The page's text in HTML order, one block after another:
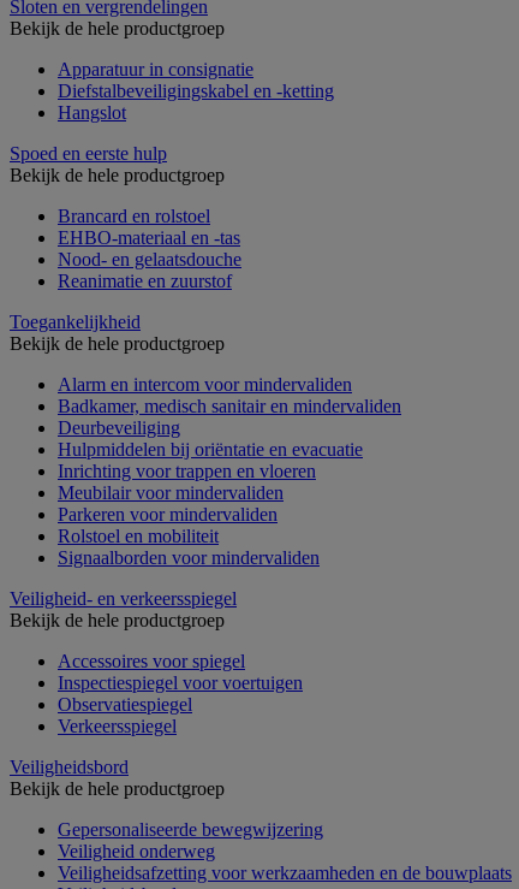
Sloten en vergrendelingen
Bekijk de hele productgroep
Apparatuur in consignatie
Diefstalbeveiligingskabel en -ketting
Hangslot
Spoed en eerste hulp
Bekijk de hele productgroep
Brancard en rolstoel
EHBO-materiaal en -tas
Nood- en gelaatsdouche
Reanimatie en zuurstof
Toegankelijkheid
Bekijk de hele productgroep
Alarm en intercom voor mindervaliden
Badkamer, medisch sanitair en mindervaliden
Deurbeveiliging
Hulpmiddelen bij oriëntatie en evacuatie
Inrichting voor trappen en vloeren
Meubilair voor mindervaliden
Parkeren voor mindervaliden
Rolstoel en mobiliteit
Signaalborden voor mindervaliden
Veiligheid- en verkeersspiegel
Bekijk de hele productgroep
Accessoires voor spiegel
Inspectiespiegel voor voertuigen
Observatiespiegel
Verkeersspiegel
Veiligheidsbord
Bekijk de hele productgroep
Gepersonaliseerde bewegwijzering
Veiligheid onderweg
Veiligheidsafzetting voor werkzaamheden en de bouwplaats